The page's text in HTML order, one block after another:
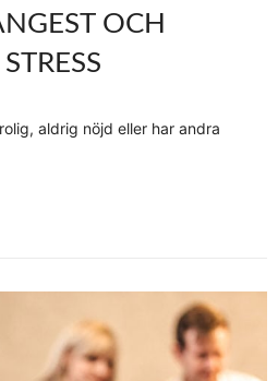
OCH
aldrig nöjd eller har andra